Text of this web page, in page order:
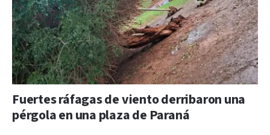
Fuertes ráfagas de viento derribaron una
pérgola en una plaza de Paraná